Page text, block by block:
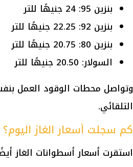
بنزين 95: 24 جنيهًا للتر
بنزين 92: 22.25 جنيهًا للتر
بنزين 80: 20.75 جنيهًا للتر
السولار: 20.50 جنيهًا للتر
وتواصل محطات الوقود العمل
التلقائي.
كم سجلت أسعار الغاز اليوم؟
استقرت أسعارأسطوانات الغاز